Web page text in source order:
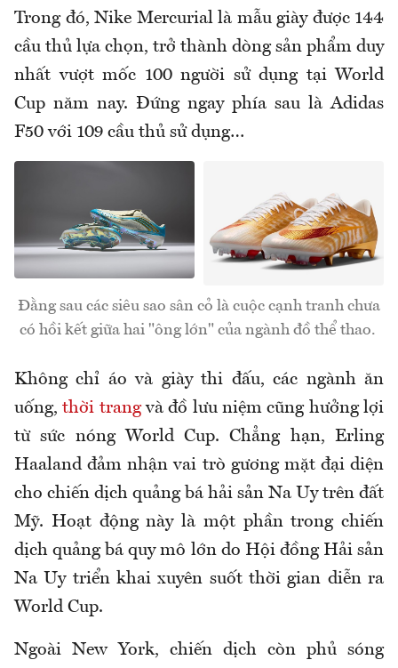
Trong đó, Nike Mercurial là mẫu giày được 144
cầu thủ lựa chọn, trở thành dòng sản phẩm duy
nhất vượt mốc 100 người sử dụng tại World
Cup năm nay. Đứng ngay phía sau là Adidas
F50 với 109 cầu thủ sử dụng…
Đằng sau các siêu sao sân cỏ là cuộc cạnh tranh chưa
có hồi kết giữa hai "ông lớn" của ngành đồ thể thao.
Không chỉ áo và giày thi đấu, các ngành ăn
uống,thời trangvà đồ lưu niệm cũng hưởng lợi
từ sức nóng World Cup. Chẳng hạn, Erling
Haaland đảm nhận vai trò gương mặt đại diện
cho chiến dịch quảng bá hải sản Na Uy trên đất
Mỹ. Hoạt động này là một phần trong chiến
dịch quảng bá quy mô lớn do Hội đồng Hải sản
Na Uy triển khai xuyên suốt thời gian diễn ra
World Cup.
Ngoài New York, chiến dịch còn phủ sóng